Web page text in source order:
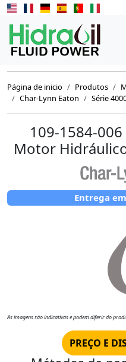
Página de inicio Produtos
Char-Lynn Eaton
Série
109-1584-
Motor
Entrega
As imagens são indicativas e podem diferir do
PREÇO E